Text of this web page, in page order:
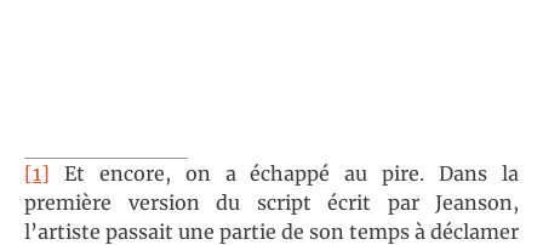
[1] Et encore, on a échappé au pire. Dans la
première version du script écrit par Jeanson,
l’artiste passait une partie de son temps à déclamer